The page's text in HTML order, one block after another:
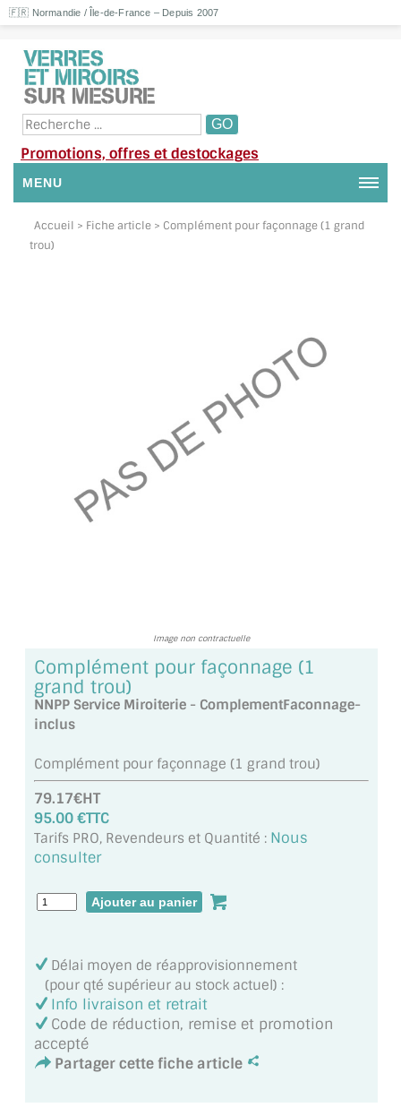
🇫🇷 Normandie / Île-de-France – Depuis 2007
Promotions, offres et destockages
MENU
NOUS CONTACTER
TOUS LES TARIFS AU M2
GUIDE : CHOIX PAR UTILISATION
INSPIRATIONS ET NOUVEAUTÉS
MIROIR VIEILLI
MIROIR DÉCORATIF DE COULEUR
MIROIR POUR PORTE
MIROIR DE SALLE DE BAIN
MIROIR PAROI DE DOUCHE
MIROIR POUR SALLE DE SPORT
MIROIR ENCADRÉ
MIROIR TV
VERRE SUR MESURE
Accueil > Fiche article > Complément pour façonnage (1 grand
trou)
Image non contractuelle
Complément pour façonnage (1
grand trou)
NNPP Service Miroiterie - ComplementFaconnage-
inclus
Complément pour façonnage (1 grand trou)
79.17€HT
95.00 €TTC
Tarifs PRO, Revendeurs et Quantité : Nous
consulter
Délai moyen de réapprovisionnement
(pour qté supérieur au stock actuel) :
Info livraison et retrait
Code de réduction, remise et promotion
accepté
Partager cette fiche article